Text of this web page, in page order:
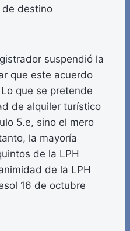
de destino
suspendió la
que este acuerdo
que se pretende
de alquiler turístico
5.e, sino el mero
la mayoría
de la LPH
de la LPH
16 de octubre